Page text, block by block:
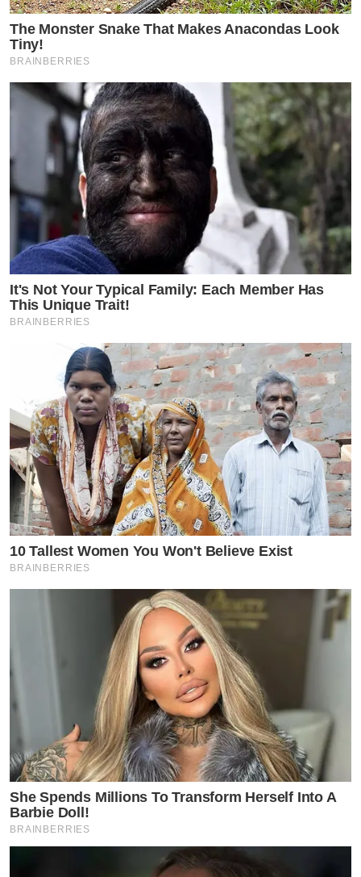
ข่าวที่เกี่ยวข้อง
“ญาญ่า” อุ้มลูกเพื่อนรัก “น้องลิซซี่” หลานสาวน่ารักแพ็คคู่
“ญาญ่า” แจกยิ้มสดใส พร้อมแฮชแท็กสุดปัง #คนขี้อวด
สร้อยเส้นนี้แฟนซื้อให้
by TVPOOL ONLINE
The Monster Snake That Makes Anacondas Look
Tiny!
BRAINBERRIES
It's Not Your Typical Family: Each Member Has
This Unique Trait!
BRAINBERRIES
10 Tallest Women You Won't Believe Exist
BRAINBERRIES
She Spends Millions To Transform Herself Into A
Barbie Doll!
BRAINBERRIES